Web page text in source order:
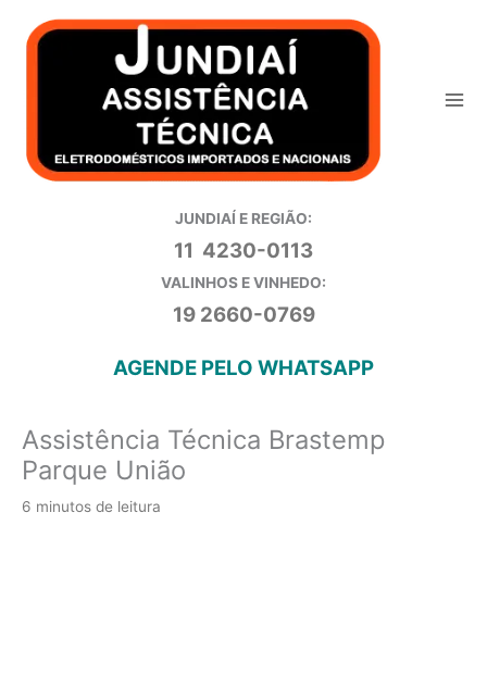
para
JUNDIAÍ E REGIÃO:
11 4230-0113
VALINHOS E VINHEDO:
19 2660-0769
AGENDE PELO WHATSAPP
Assistência Técnica Brastemp
Parque União
6 minutos de leitura